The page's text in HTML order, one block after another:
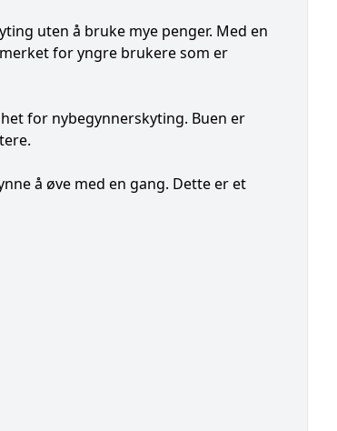
uten å bruke mye penger. Med en
for yngre brukere som er
for nybegynnerskyting. Buen er
å øve med en gang. Dette er et